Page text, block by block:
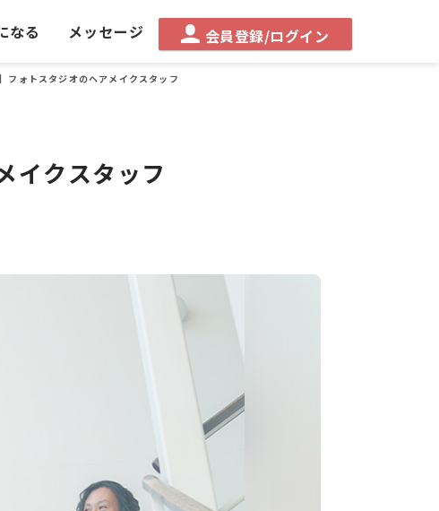
なる メッセージ 会員登録/ログイン
フォトスタジオのヘアメイクスタッフ
イクスタッフ